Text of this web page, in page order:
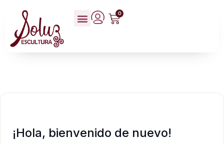
0
¡Hola, bienvenido de nuevo!